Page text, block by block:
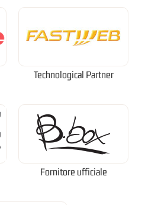
Technological Partner
Fornitore ufficiale